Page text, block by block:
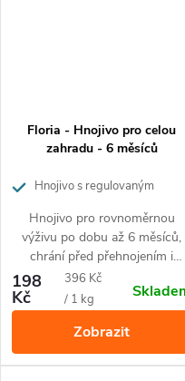
Floria - Hnojivo pro celou
zahradu - 6 měsíců
Hnojivo s regulovaným
Hnojivo pro rovnoměrnou
výživu po dobu až 6 měsíců,
chrání před přehnojením i
nedostatkem živin. Ideální pro
všechny rostliny na terase,
balkóně i v zahradě
198
Kč
Měrná
cena:
396 Kč
/ 1 kg
Zobrazit